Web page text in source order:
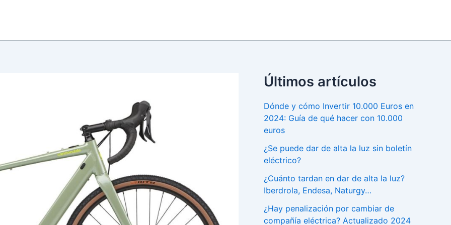
Últimos artículos
Dónde y cómo Invertir 10.000 Euros en
2024: Guía de qué hacer con 10.000
euros
¿Se puede dar de alta la luz sin boletín
eléctrico?
¿Cuánto tardan en dar de alta la luz?
Iberdrola, Endesa, Naturgy…
¿Hay penalización por cambiar de
compañía eléctrica? Actualizado 2024